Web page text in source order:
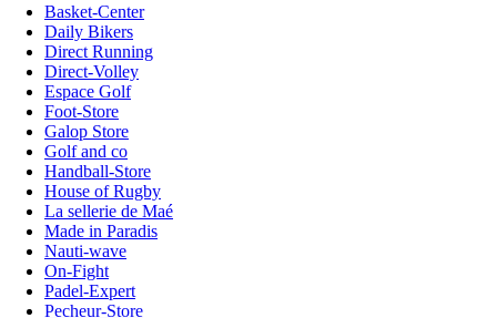
Basket-Center
Daily Bikers
Direct Running
Direct-Volley
Espace Golf
Foot-Store
Galop Store
Golf and co
Handball-Store
House of Rugby
La sellerie de Maé
Made in Paradis
Nauti-wave
On-Fight
Padel-Expert
Pecheur-Store